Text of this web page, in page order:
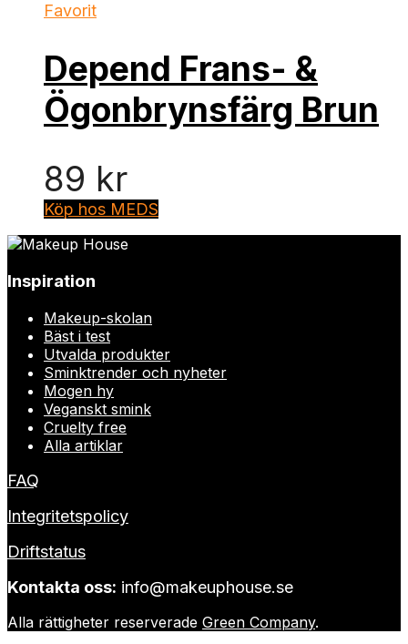
Favorit
Depend Frans- &
Ögonbrynsfärg Brun
89 kr
Köp hos MEDS
Inspiration
Makeup-skolan
Bäst i test
Utvalda produkter
Sminktrender och nyheter
Mogen hy
Veganskt smink
Cruelty free
Alla artiklar
FAQ
Integritetspolicy
Driftstatus
Kontakta oss: info@makeuphouse.se
Alla rättigheter reserverade Green Company.